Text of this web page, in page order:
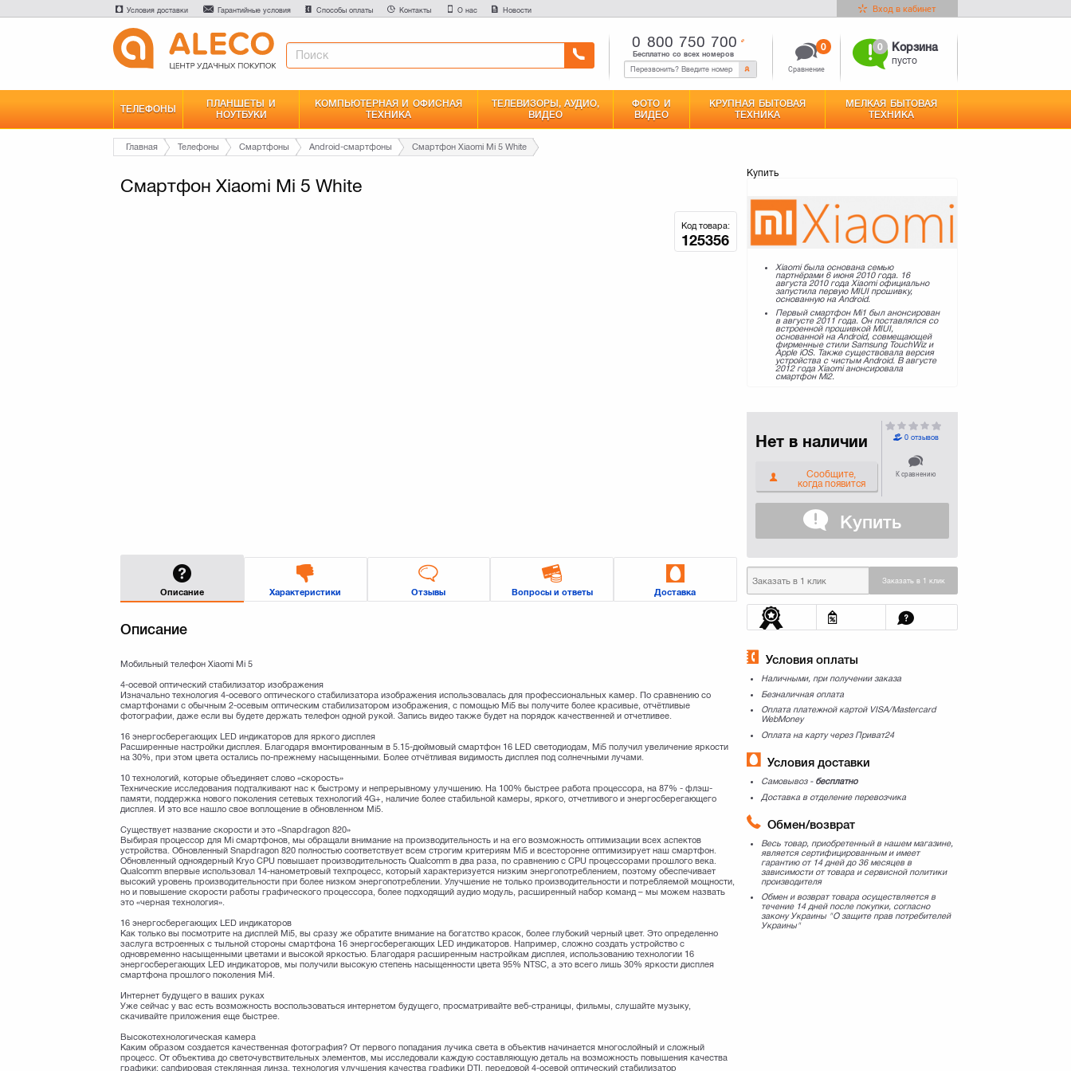
Условия доставки Гарантийные условия Способы оплаты Контакты О нас Новости Вход в кабинет
0 800 750 700
Бесплатно со всех номеров
Сравнение
0 0 Корзина
пусто
ТЕЛЕФОНЫ
ПЛАНШЕТЫ И
НОУТБУКИ
КОМПЬЮТЕРНАЯ И ОФИСНАЯ
ТЕХНИКА
ТЕЛЕВИЗОРЫ, АУДИО,
ВИДЕО
ФОТО И
ВИДЕО
КРУПНАЯ БЫТОВАЯ
ТЕХНИКА
МЕЛКАЯ БЫТОВАЯ
ТЕХНИКА
Главная Телефоны Смартфоны Android-смартфоны Смартфон Xiaomi Mi 5 White
Купить
Смартфон Xiaomi Mi 5 White
Код товара:
125356
Описание Характеристики Отзывы Вопросы и ответы Доставка
Описание
Мобильный телефон Xiaomi Mi 5
4-осевой оптический стабилизатор изображения
Изначально технология 4-осевого оптического стабилизатора изображения использовалась для профессиональных камер. По сравнению со
смартфонами с обычным 2-осевым оптическим стабилизатором изображения, с помощью Mi5 вы получите более красивые, отчётливые
фотографии, даже если вы будете держать телефон одной рукой. Запись видео также будет на порядок качественней и отчетливее.
16 энергосберегающих LED индикаторов для яркого дисплея
Расширенные настройки дисплея. Благодаря вмонтированным в 5.15-дюймовый смартфон 16 LED светодиодам, Mi5 получил увеличение яркости
на 30%, при этом цвета остались по-прежнему насыщенными. Более отчётливая видимость дисплея под солнечными лучами.
10 технологий, которые объединяет слово «скорость»
Технические исследования подталкивают нас к быстрому и непрерывному улучшению. На 100% быстрее работа процессора, на 87% - флэш-
памяти, поддержка нового поколения сетевых технологий 4G+, наличие более стабильной камеры, яркого, отчетливого и энергосберегающего
дисплея. И это все нашло свое воплощение в обновленном Mi5.
Существует название скорости и это «Snapdragon 820»
Выбирая процессор для Mi смартфонов, мы обращали внимание на производительность и на его возможность оптимизации всех аспектов
устройства. Обновленный Snapdragon 820 полностью соответствует всем строгим критериям Mi5 и всесторонне оптимизирует наш смартфон.
Обновленный одноядерный Kryo CPU повышает производительность Qualcomm в два раза, по сравнению с CPU процессорами прошлого века.
Qualcomm впервые использовал 14-нанометровый техпроцесс, который характеризуется низким энергопотреблением, поэтому обеспечивает
высокий уровень производительности при более низком энергопотреблении. Улучшение не только производительности и потребляемой мощности,
но и повышение скорости работы графического процессора, более подходящий аудио модуль, расширенный набор команд – мы можем назвать
это «черная технология».
16 энергосберегающих LED индикаторов
Как только вы посмотрите на дисплей Mi5, вы сразу же обратите внимание на богатство красок, более глубокий черный цвет. Это определенно
заслуга встроенных с тыльной стороны смартфона 16 энергосберегающих LED индикаторов. Например, сложно создать устройство с
одновременно насыщенными цветами и высокой яркостью. Благодаря расширенным настройкам дисплея, использованию технологии 16
энергосберегающих LED индикаторов, мы получили высокую степень насыщенности цвета 95% NTSC, а это всего лишь 30% яркости дисплея
смартфона прошлого поколения Mi4.
Интернет будущего в ваших руках
Уже сейчас у вас есть возможность воспользоваться интернетом будущего, просматривайте веб-страницы, фильмы, слушайте музыку,
скачивайте приложения еще быстрее.
Высокотехнологическая камера
Каким образом создается качественная фотография? От первого попадания лучика света в объектив начинается многослойный и сложный
процесс. От объектива до светочувствительных элементов, мы исследовали каждую составляющую деталь на возможность повышения качества
графики: сапфировая стеклянная линза, технология улучшения качества графики DTI, передовой 4-осевой оптический стабилизатор
Xiaomi была основана семью
партнёрами 6 июня 2010 года. 16
августа 2010 года Xiaomi официально
запустила первую MIUI прошивку,
основанную на Android.
Первый смартфон Mi1 был анонсирован
в августе 2011 года. Он поставлялся со
встроенной прошивкой MIUI,
основанной на Android, совмещающей
фирменные стили Samsung TouchWiz и
Apple iOS. Также существовала версия
устройства с чистым Android. В августе
2012 года Xiaomi анонсировала
смартфон Mi2.
Нет в наличии
Сообщите,
когда появится
0 отзывов
К сравнению
Купить
Заказать в 1 клик
Условия оплаты
Наличными, при получении заказа
Безналичная оплата
Оплата платежной картой VISA/Mastercard
WebMoney
Оплата на карту через Приват24
Условия доставки
Самовывоз - бесплатно
Доставка в отделение перевозчика
Обмен/возврат
Весь товар, приобретенный в нашем магазине,
является сертифицированным и имеет
гарантию от 14 дней до 36 месяцев в
зависимости от товара и сервисной политики
производителя
Обмен и возврат товара осуществляется в
течение 14 дней после покупки, согласно
закону Украины "О защите прав потребителей
Украины"